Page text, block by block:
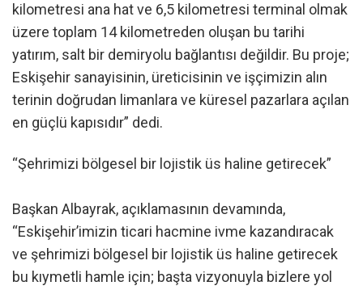
kilometresi ana hat ve 6,5 kilometresi terminal olmak
üzere toplam 14 kilometreden oluşan bu tarihi
yatırım, salt bir demiryolu bağlantısı değildir. Bu proje;
Eskişehir sanayisinin, üreticisinin ve işçimizin alın
terinin doğrudan limanlara ve küresel pazarlara açılan
en güçlü kapısıdır” dedi.
“Şehrimizi bölgesel bir lojistik üs haline getirecek”
Başkan Albayrak, açıklamasının devamında,
“Eskişehir’imizin ticari hacmine ivme kazandıracak
ve şehrimizi bölgesel bir lojistik üs haline getirecek
bu kıymetli hamle için; başta vizyonuyla bizlere yol